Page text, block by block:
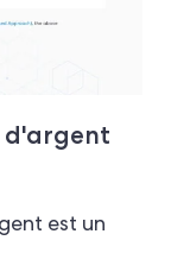
d'argent
est un